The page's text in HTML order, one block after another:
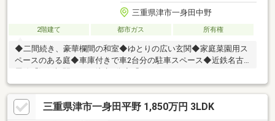
三重県津市一身田中野
2階建て 都市ガス 所有権
◆二間続き、豪華欄間の和室◆ゆとりの広い玄関◆家庭菜園用ス
ペースのある庭◆車庫付きで車2台分の駐車スペース◆近鉄名古
ック 一身田店」まで車で3分
三重県津市一身田平野 1,850万円 3LDK